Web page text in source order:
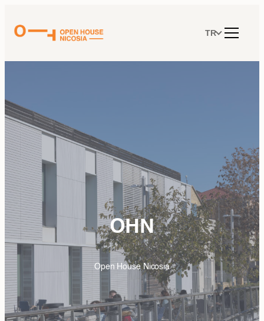
TR
OHN
Open House Nicosia